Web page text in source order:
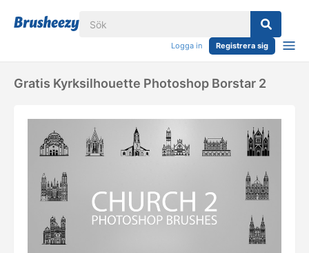
Logga in Registrera sig
Gratis Kyrksilhouette Photoshop Borstar 2